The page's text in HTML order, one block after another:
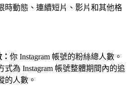
時動態、連續短片、影片和其他格
你 Instagram 帳號的粉絲總人數。
式為 Instagram 帳號整體期間內的追
的人數。